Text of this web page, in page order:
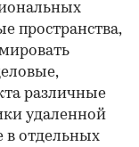
пространства,
различные
удаленной
в отдельных